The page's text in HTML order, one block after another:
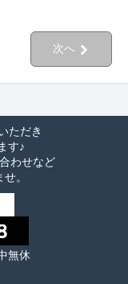
次へ
ただき
す♪
わせなど
。
無休